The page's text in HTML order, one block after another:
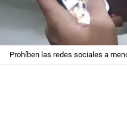
Prohíben las redes sociales a